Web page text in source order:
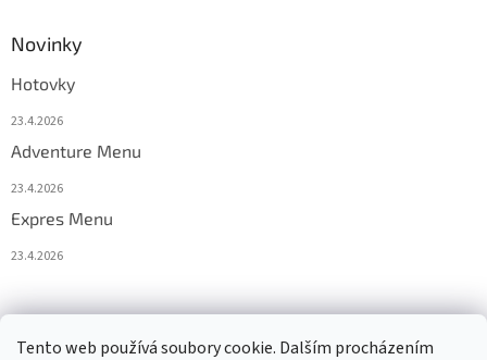
Tento web používá soubory cookie. Dalším procházením
Novinky
Hotovky
23.4.2026
Adventure Menu
23.4.2026
Expres Menu
23.4.2026